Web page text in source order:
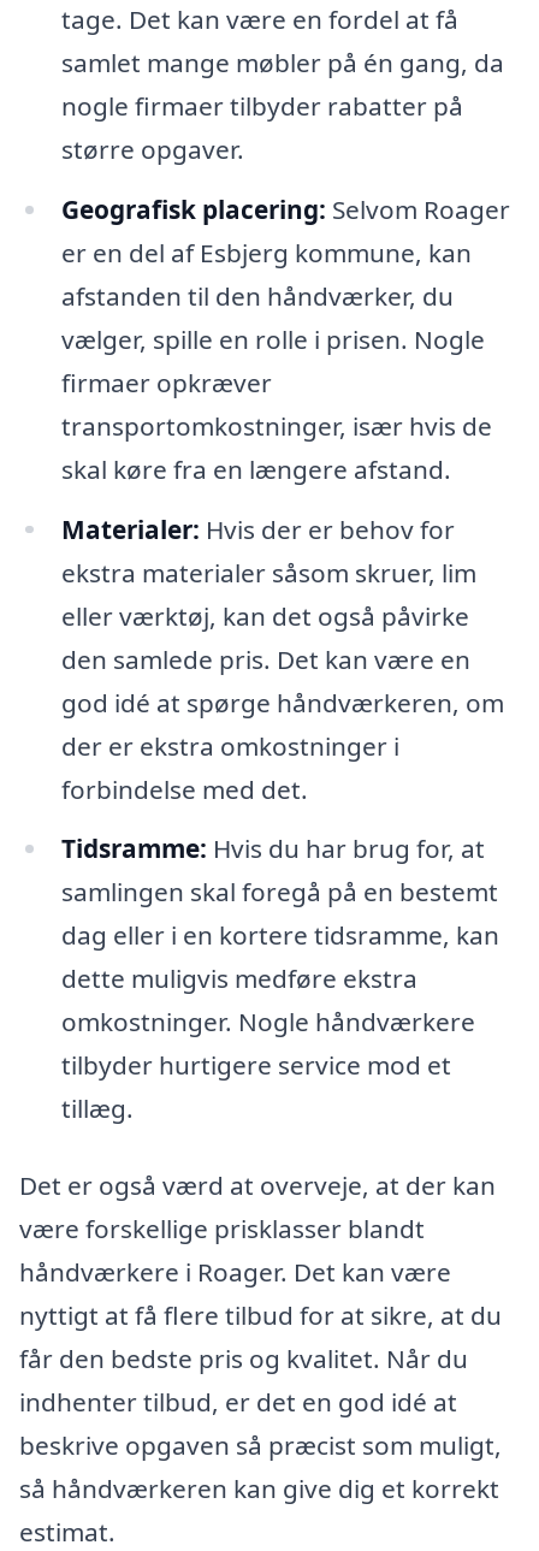
tage. Det kan være en fordel at få
samlet mange møbler på én gang, da
nogle firmaer tilbyder rabatter på
større opgaver.
Geografisk placering: Selvom Roager
er en del af Esbjerg kommune, kan
afstanden til den håndværker, du
vælger, spille en rolle i prisen. Nogle
firmaer opkræver
transportomkostninger, især hvis de
skal køre fra en længere afstand.
Materialer: Hvis der er behov for
ekstra materialer såsom skruer, lim
eller værktøj, kan det også påvirke
den samlede pris. Det kan være en
god idé at spørge håndværkeren, om
der er ekstra omkostninger i
forbindelse med det.
Tidsramme: Hvis du har brug for, at
samlingen skal foregå på en bestemt
dag eller i en kortere tidsramme, kan
dette muligvis medføre ekstra
omkostninger. Nogle håndværkere
tilbyder hurtigere service mod et
tillæg.
Det er også værd at overveje, at der kan
være forskellige prisklasser blandt
håndværkere i Roager. Det kan være
nyttigt at få flere tilbud for at sikre, at du
får den bedste pris og kvalitet. Når du
indhenter tilbud, er det en god idé at
beskrive opgaven så præcist som muligt,
så håndværkeren kan give dig et korrekt
estimat.